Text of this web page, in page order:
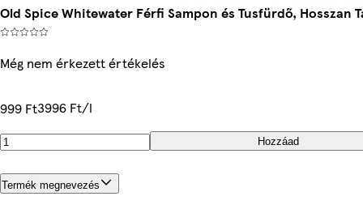
Old Spice Whitewater Férfi Sampon és Tusfürdő, Hosszan
Még nem érkezett értékelés
999 Ft3996 Ft/l
Hozzáad
Termék megnevezés